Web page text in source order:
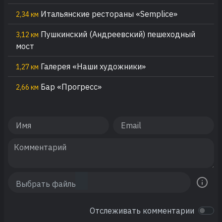
2,34 км Итальянские рестораны «Semplice»
3,12 км Пушкинский (Андреевский) пешеходный
мост
1,27 км Галерея «Наши художники»
2,66 км Бар «Прогресс»
Отслеживать комментарии